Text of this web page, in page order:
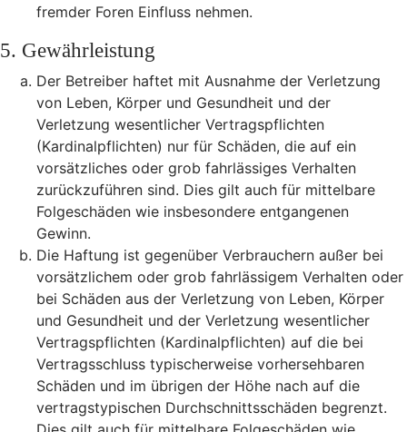
fremder Foren Einfluss nehmen.
5. Gewährleistung
Der Betreiber haftet mit Ausnahme der Verletzung
von Leben, Körper und Gesundheit und der
Verletzung wesentlicher Vertragspflichten
(Kardinalpflichten) nur für Schäden, die auf ein
vorsätzliches oder grob fahrlässiges Verhalten
zurückzuführen sind. Dies gilt auch für mittelbare
Folgeschäden wie insbesondere entgangenen
Gewinn.
Die Haftung ist gegenüber Verbrauchern außer bei
vorsätzlichem oder grob fahrlässigem Verhalten oder
bei Schäden aus der Verletzung von Leben, Körper
und Gesundheit und der Verletzung wesentlicher
Vertragspflichten (Kardinalpflichten) auf die bei
Vertragsschluss typischerweise vorhersehbaren
Schäden und im übrigen der Höhe nach auf die
vertragstypischen Durchschnittsschäden begrenzt.